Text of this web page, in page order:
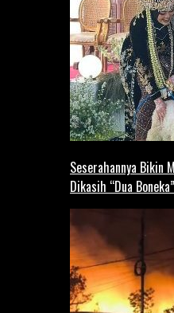
Seserahannya Bikin
Dikasih “Dua